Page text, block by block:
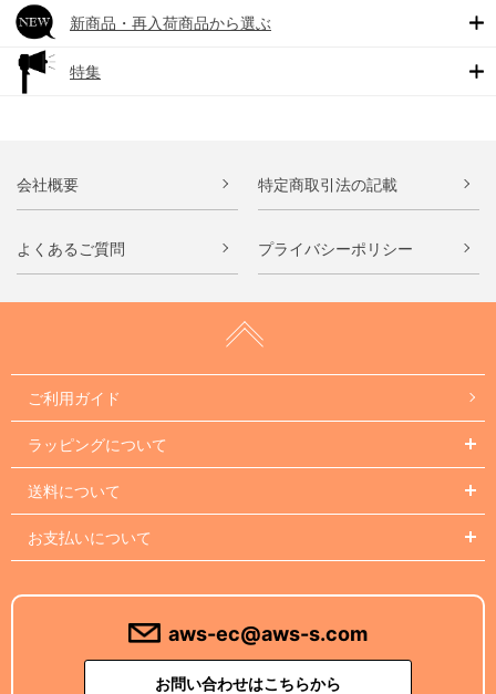
新商品・再入荷商品から選ぶ
特集
会社概要 特定商取引法の記載
よくあるご質問 プライバシーポリシー
ご利用ガイド
ラッピングについて
送料について
お支払いについて
aws-ec@aws-s.com
お問い合わせはこちらから